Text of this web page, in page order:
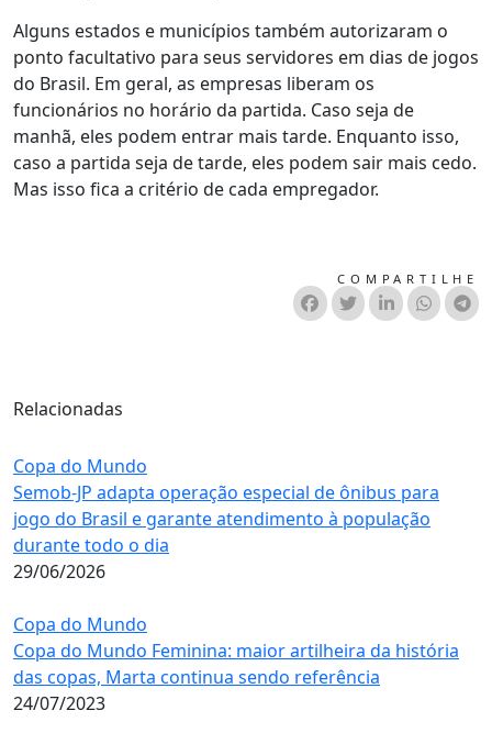
Alguns estados e municípios também autorizaram o
ponto facultativo para seus servidores em dias de jogos
do Brasil. Em geral, as empresas liberam os
funcionários no horário da partida. Caso seja de
manhã, eles podem entrar mais tarde. Enquanto isso,
caso a partida seja de tarde, eles podem sair mais cedo.
Mas isso fica a critério de cada empregador.
COMPARTILHE
Relacionadas
Copa do Mundo
Semob-JP adapta operação especial de ônibus para
jogo do Brasil e garante atendimento à população
durante todo o dia
29/06/2026
Copa do Mundo
Copa do Mundo Feminina: maior artilheira da história
das copas, Marta continua sendo referência
24/07/2023